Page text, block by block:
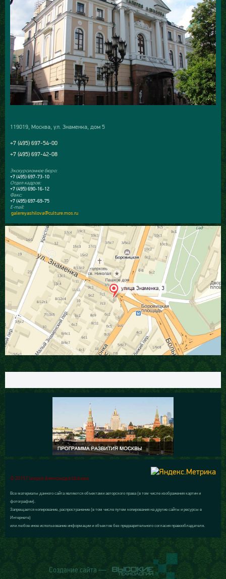
119019, Москва, ул. Знаменка, дом 5
+7 (495) 697-54-00
+7 (495) 697-42-08
Экскурсионное бюро:
+7 (495) 697-73-10
Отдел кадров:
+7 (495) 690-16-12
Факс:
+7 (495) 697-69-75
E-mail:
galereyashilova@culture.mos.ru
© 2015 Галерея Александра Шилова
Все материалы данного сайта являются объектами авторского права (в том числе изображения картин и
фотографии).
Запрещается копирование, распространение (в том числе путем копирования на другие сайты и ресурсы в
Интернете)
или любое иное использование информации и объектов без предварительного согласия правообладателя.
Создание сайта —